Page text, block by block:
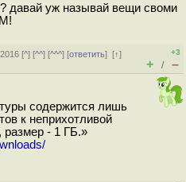
давай уж называй вещи своми
[^] [^^] [^^^] [ответить][↑]
+3
+ / –
содержится лишь
к неприхотливой
размер - 1 ГБ.»